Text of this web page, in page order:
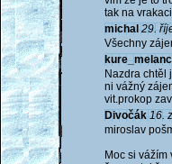
tak na
michal 29.
Všechny
Nazdra chtěl
ni vážný
vit.prokop
Divočák 16.
miroslav
Moc si